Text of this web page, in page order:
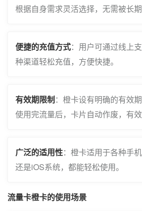
根据自身需求灵活选择，无需被长期
便捷的充值方式：用户可通过线上
种渠道轻松充值，方便快捷。
有效期限制：橙卡设有明确的有效
使用完流量后，卡片自动作废，有效
广泛的适用性：橙卡适用于各种手
还是iOS系统，都能轻松使用。
流量卡橙卡的使用场景